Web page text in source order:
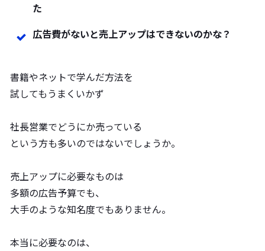
た
広告費がないと売上アップはできないのかな？
書籍やネットで学んだ方法を
試してもうまくいかず
社長営業でどうにか売っている
という方も多いのではないでしょうか。
売上アップに必要なものは
多額の広告予算でも、
大手のような知名度でもありません。
本当に必要なのは、